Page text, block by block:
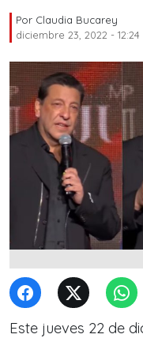
Por Claudia Bucarey
diciembre 23, 2022 - 12:24
Este jueves 22 de